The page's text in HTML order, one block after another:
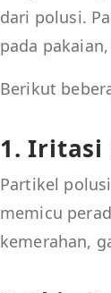
dari polusi.
pada
Berikut
1. Iritasi
Partikel
memicu
kemerahan,